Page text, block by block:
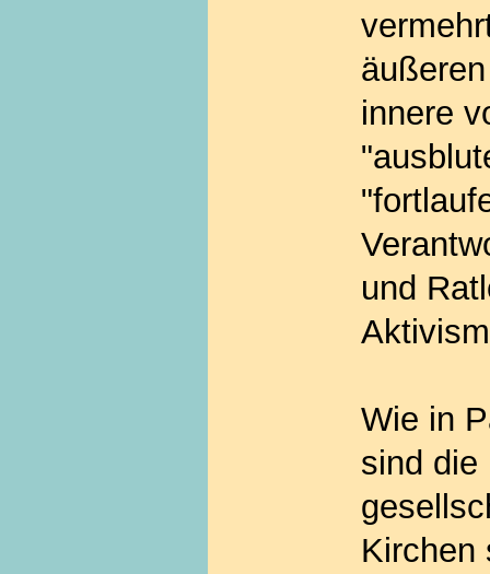
innere
und
Wie in
sind die
Kirchen